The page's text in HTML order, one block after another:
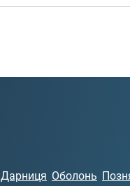
Дарниця Оболонь